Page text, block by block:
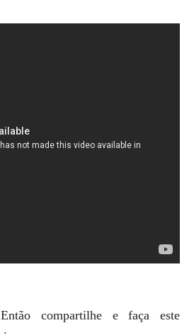
compartilhe e faça este